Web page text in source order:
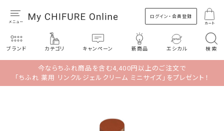
ログイン・会員登録
カート
ブランド カテゴリ キャンペーン 新商品 エシカル 検索
今ならちふれ商品を含む4,400円以上のご注文で
「ちふれ 薬用 リンクルジェルクリーム ミニサイズ」をプレゼント！